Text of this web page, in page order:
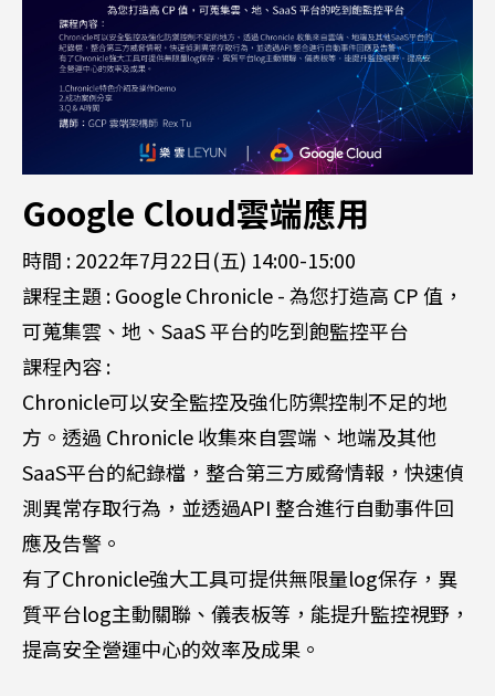
Google Cloud雲端應用
時間 : 2022年7月22日(五) 14:00-15:00
課程主題 : Google Chronicle - 為您打造高 CP 值，
可蒐集雲、地、SaaS 平台的吃到飽監控平台
課程內容 :
Chronicle可以安全監控及強化防禦控制不足的地
方。透過 Chronicle 收集來自雲端、地端及其他
SaaS平台的紀錄檔，整合第三方威脅情報，快速偵
測異常存取行為，並透過API 整合進行自動事件回
應及告警。
有了Chronicle強大工具可提供無限量log保存，異
質平台log主動關聯、儀表板等，能提升監控視野，
提高安全營運中心的效率及成果。